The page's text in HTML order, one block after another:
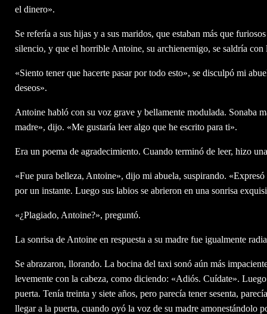
el dinero».
Se refería a sus hijas y a sus maridos, que estaban más que
silencio, y que el horrible Antoine, su archienemigo, se saldría
«Siento tener que hacerte pasar por todo esto», se disculpó mi
deseos».
Antoine habló con su voz grave y bellamente modulada. Sonaba
madre», dijo. «Me gustaría leer algo que he escrito para ti».
Era un poema de agradecimiento. Cuando terminó de leer, hizo
«Fue pura belleza, Antoine», dijo mi abuela, suspirando.
por un instante. Luego sus labios se abrieron en una sonrisa
«¿Plagiado, Antoine?», preguntó.
La sonrisa de Antoine en respuesta a su madre fue igualmente
Se abrazaron, llorando. La bocina del taxi sonó aún más
levemente con la cabeza, como diciendo: «Adiós. Cuídate».
puerta. Tenía treinta y siete años, pero parecía tener sesenta,
llegar a la puerta, cuando oyó la voz de su madre amonestándolo